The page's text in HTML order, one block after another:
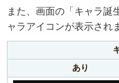
また、画面の「キャラ誕
ャラアイコンが表示され
あり